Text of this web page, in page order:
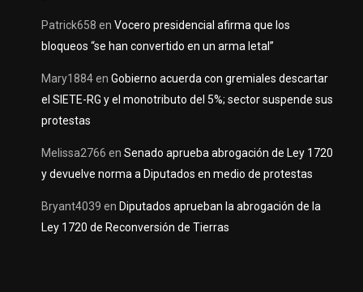
Patrick658 en Vocero presidencial afirma que los
bloqueos “se han convertido en un arma letal”
Mary1884en Gobierno acuerda con gremiales descartar
el SIETE-RG y el monotributo del 5%; sector suspende sus
protestas
Melissa2766 en Senado aprueba abrogación de Ley 1720
y devuelve norma a Diputados en medio de protestas
Bryant4039 en Diputados aprueban la abrogación de la
Ley 1720 de Reconversión de Tierras